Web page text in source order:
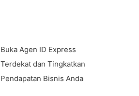
Buka Agen ID Express
Terdekat dan Tingkatkan
Pendapatan Bisnis Anda